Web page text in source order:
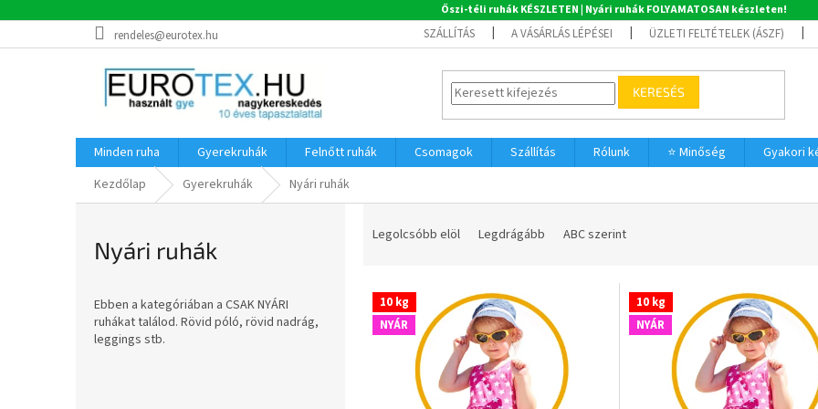
Őszi-téli ruhák KÉSZLETEN | Nyári ruhák FOLYAMATOSAN készleten!
a
rendeles@eurotex.hu SZÁLLÍTÁS A VÁSÁRLÁS LÉPÉSEI ÜZLETI FELTÉTELEK (ÁSZF)
KERESÉS
Minden ruha Gyerekruhák Felnőtt ruhák Csomagok Szállítás Rólunk ⭐ Minőség Gyakori
Kezdőlap
Gyerekruhák Nyári ruhák
Nyári ruhák
Ebben a kategóriában a CSAK NYÁRI
ruhákat találod. Rövid póló, rövid nadrág,
leggings stb.
Legolcsóbb elöl Legdrágább ABC szerint
T 10 kg
NYÁR
10 kg
NYÁR